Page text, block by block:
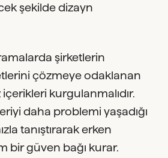
şekilde dizayn
şirketlerin
çözmeye odaklanan
kurgulanmalıdır.
daha problemi yaşadığı
tanıştırarak erken
bir güven bağı kurar.